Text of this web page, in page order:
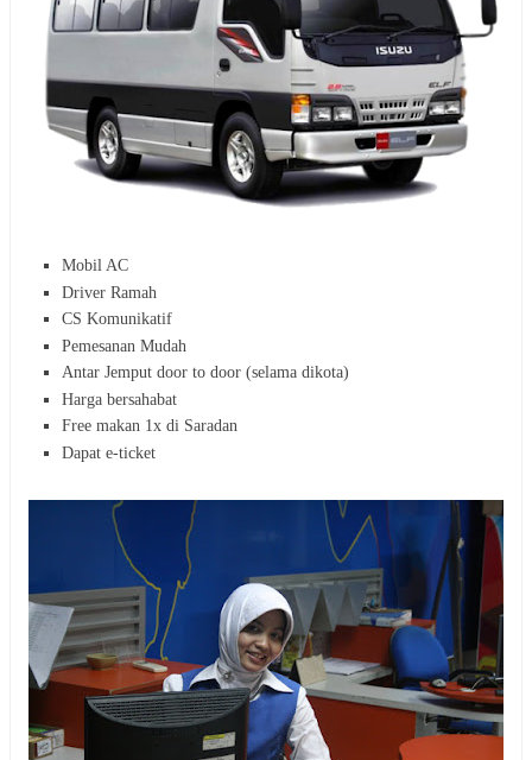
Mobil AC
Driver Ramah
CS Komunikatif
Pemesanan Mudah
Antar Jemput door to door (selama dikota)
Harga bersahabat
Free makan 1x di Saradan
Dapat e-ticket